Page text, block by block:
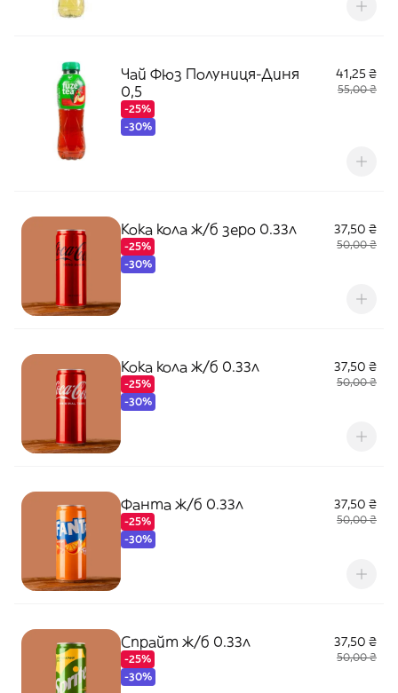
Чай Фюз Полуниця-Диня
0,5
-25%
-30%
41,25 ₴
55,00 ₴
Кока кола ж/б зеро 0.33л
-25%
-30%
37,50 ₴
50,00 ₴
Кока кола ж/б 0.33л
-25%
-30%
37,50 ₴
50,00 ₴
Фанта ж/б 0.33л
-25%
-30%
37,50 ₴
50,00 ₴
Спрайт ж/б 0.33л
-25%
-30%
37,50 ₴
50,00 ₴